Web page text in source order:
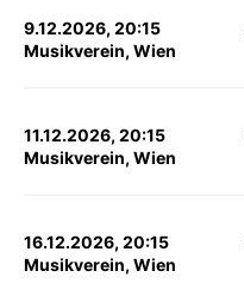
9.12.2026, 20:15
Musikverein, Wien
11.12.2026, 20:15
Musikverein, Wien
16.12.2026, 20:15
Musikverein, Wien